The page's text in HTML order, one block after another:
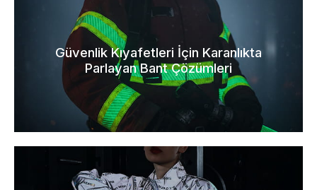
Güvenlik Kıyafetleri İçin Karanlıkta
Parlayan Bant Çözümleri